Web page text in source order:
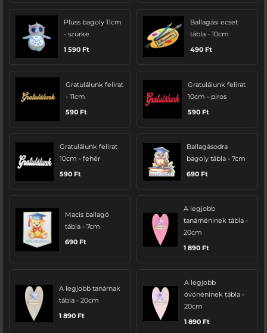
Plüss bagoly 11cm
- szürke
1 590 Ft
Ballagási ecset
tábla - 10cm
490 Ft
Gratulálunk felirat
- 11cm
590 Ft
Gratulálunk felirat
10cm - piros
590 Ft
Gratulálunk felirat
10cm - fehér
590 Ft
Ballagásodra
bagoly tábla - 7cm
690 Ft
Macis ballagó
tábla - 7cm
690 Ft
A legjobb
tanárnéninek tábla -
20cm
1 890 Ft
A legjobb tanárnak
tábla - 20cm
1 890 Ft
A legjobb
óvónéninek tábla -
20cm
1 890 Ft